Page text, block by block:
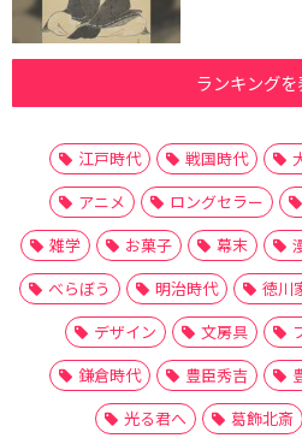
ランキングを
江戸時代 戦国時代
アニメ
ロングセラー
雑学
お菓子 幕末
べらぼう
明治時代 徳川
デザイン
文房具
鎌倉時代
豊臣秀吉
光る君へ
葛飾北斎